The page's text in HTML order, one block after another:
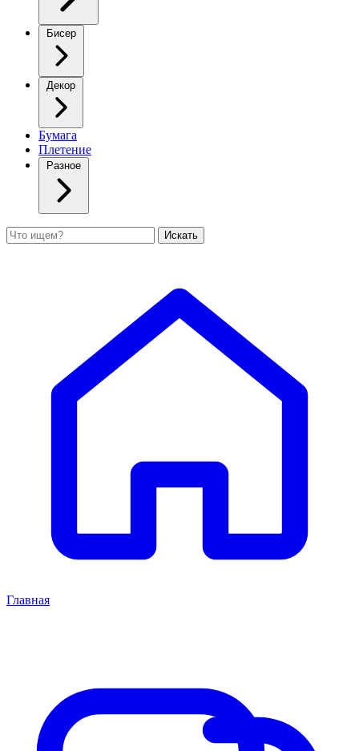
Бисер
Декор
Бумага
Плетение
Разное
Поиск Искать
Главная